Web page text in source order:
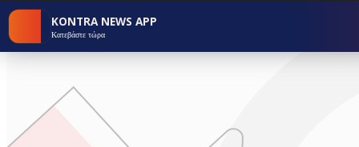
KONTRA NEWS APP
Κατεβάστε τώρα